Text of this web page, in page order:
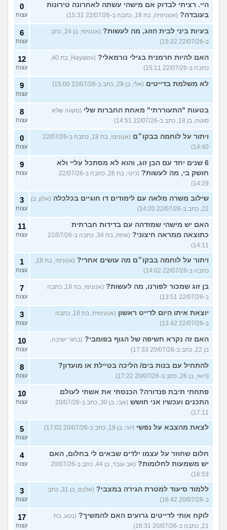
היי. רציתי לבדוק אם מישהי עשתה לאחרונה טירונות
בעובדה? (אנונימית, בת 18, כתבה ב-22/07/26 15:31)
0
עצות
בעיות ביני לבית הזוג, מה לעשות?
(אנונימי, בן 24, כתב
ב-22/07/26 15:22)
6
עצות
האם להיות חרמנית בגילי נורמאלי?
כתבה ב-22/07/26 15:11)
12
עצות
לא משלמת בדייטים (אלי, בן 29, כתב ב-22/07/26 15:00) 9
עצות
בטעות "התעוררתי" מאחת החברות שלי (מקווה שלא
סוטה, בן 18, כתב ב-22/07/26 14:51)
8
עצות
ויתור על לוחמה בבקו״ם
(אנונימי, בת 18, כתבה ב-22/07/26
14:40)
0
עצות
6 שנים יחד עם הבן זוג, והוא לא מסתכל עליי ולא
חושק בי, מה לעשות?
(כינוי, בת 26, כתבה ב-22/07/26
14:29)
9
עצות
שילוב משרה מלאה עם לימודים דו חוגיים בכלכלה (אלון, בן
22, כתב ב-22/07/26 14:20)
3
עצות
האם יש מישהי שמזדהה עם בדידות חברתית
כתוצאה ממראה חיצוני?
(אחת, בת 34, כתבה ב-22/07/26
14:11)
11
עצות
ויתור על לוחמה בבקו״ם מה עושים אחרי?
כתבה ב-22/07/26 14:02)
1
עצות
בן זוג שמכור לפורנו, מה לעשות?
(אנונימי, בת 19, כתבה
ב-22/07/26 13:51)
7
עצות
יוצאת איתו היום לדייט ראשון
(אנונימית, בת 18, כתבה
ב-22/07/26 13:42)
3
עצות
האם זה נקרא חשיפה של הגוף בפומבי? (בחור ישיבה,
בן 22, כתב ב-20/07/26 17:33)
10
עצות
להתחיל עם בנות בים/ הליכה בטיילת או מועדון?
(רואי, בן 26, כתב ב-20/07/26 17:22)
8
עצות
פתחתי תיבת פנדורה? הכנסתי את אשתי לעולם
התכנים ועכשיו אני חושש
(אבי, בן 30, כתב ב-20/07/26
17:11)
10
עצות
לצאת מהצבא על נפשי (יוני, בן 19, כתב ב-20/07/26 17:02) 5
עצות
חלום שחוזר על עצמו ילדים שבאים לי בחלום, האם
יש משמעות לחלומות?
(אב עובד, בן 44, כתב ב-20/07/26
16:53)
4
עצות
ללמוד סיעוד למטרת הגירה במצבי?
(אלכס, בן 31, כתב
ב-20/07/26 16:42)
3
עצות
לוקח אותי לדייטים גרועים האם להמשיך? (נטע, בת
21, כתבה ב-20/07/26 16:31)
17
עצות